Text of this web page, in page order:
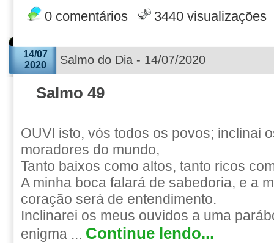
0 comentários 3440 visualizações
14/07
2020
Salmo do Dia - 14/07/2020
Salmo 49
OUVI isto, vós todos os povos; inclinai
moradores do mundo,
Tanto baixos como altos, tanto ricos
A minha boca falará de sabedoria, e a
coração será de entendimento.
Inclinarei os meus ouvidos a uma
enigma ... Continue lendo...